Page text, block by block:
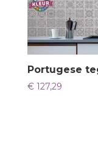
Portugese
€127,29